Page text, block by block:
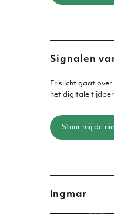
Signalen
Frislicht gaat
het digitale
Stuur mij de
Ingmar